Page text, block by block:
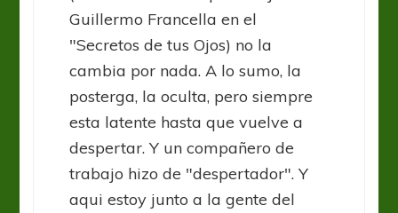
Guillermo Francella en el
"Secretos de tus Ojos) no la
cambia por nada. A lo sumo, la
posterga, la oculta, pero siempre
esta latente hasta que vuelve a
despertar. Y un compañero de
trabajo hizo de "despertador". Y
aqui estoy junto a la gente del